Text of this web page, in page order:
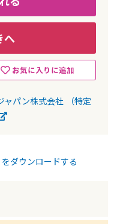
へ
お気に入りに追加
ャパン株式会社
（特定
ダウンロードする